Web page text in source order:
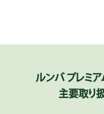
ルンバ プレミ
主要取り